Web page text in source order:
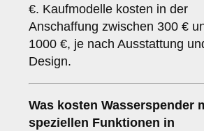
€. Kaufmodelle kosten in der
Anschaffung zwischen 300 €
1000 €, je nach Ausstattung
Design.
Was kosten Wasserspender
speziellen Funktionen in